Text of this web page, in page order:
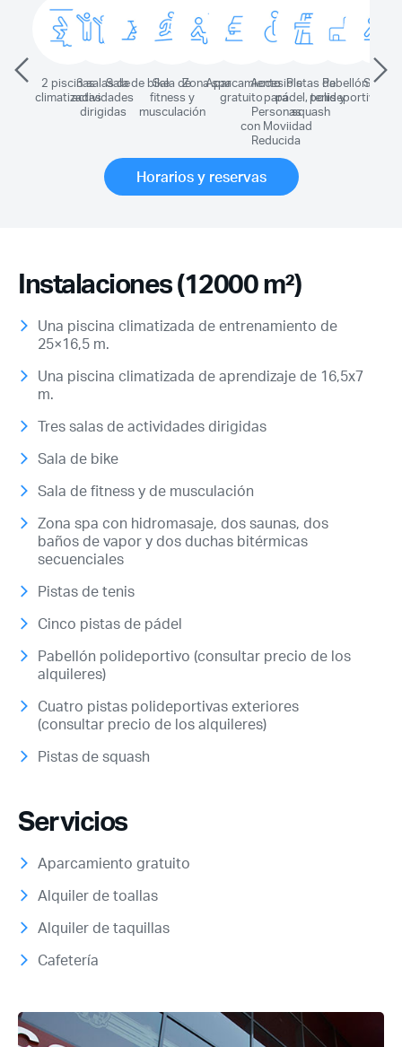
Acceso socios
2 piscinas
climatizadas
3 salas de
actividades
dirigidas
Sala de bikeSala de
fitness y
musculación
Zona spaAparcamiento
gratuito
Accesible
para
Personas
con Moviidad
Reducida
Pistas de
pádel, tenis y
squash
Pabellón
polideportivo
Sauna
Horarios y reservas
Instalaciones (12000 m²)
Una piscina climatizada de entrenamiento de
25×16,5 m.
Una piscina climatizada de aprendizaje de 16,5x7
m.
Tres salas de actividades dirigidas
Sala de bike
Sala de fitness y de musculación
Zona spa con hidromasaje, dos saunas, dos
baños de vapor y dos duchas bitérmicas
secuenciales
Pistas de tenis
Cinco pistas de pádel
Pabellón polideportivo (consultar precio de los
alquileres)
Cuatro pistas polideportivas exteriores
(consultar precio de los alquileres)
Pistas de squash
Servicios
Aparcamiento gratuito
Alquiler de toallas
Alquiler de taquillas
Cafetería